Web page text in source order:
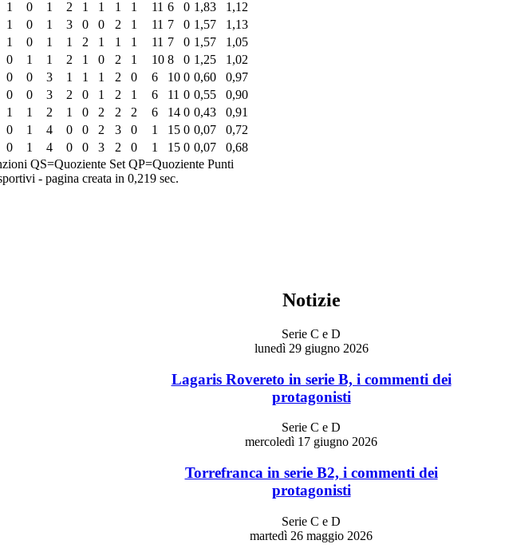
1 0 1 2 1 1 1 1 11 6 0 1,83
1,12
1 0 1 3 0 0 2 1 11 7 0 1,57
1,13
1 0 1 1 2 1 1 1 11 7 0 1,57
1,05
0 1 1 2 1 0 2 1 10 8 0 1,25
1,02
0 0 3 1 1 1 2 0 6 10 0 0,60
0,97
0 0 3 2 0 1 2 1 6 11 0 0,55
0,90
1 1 2 1 0 2 2 2 6 14 0 0,43
0,91
0 1 4 0 0 2 3 0 1 15 0 0,07
0,72
0 1 4 0 0 3 2 0 1 15 0 0,07
0,68
QS=Quoziente Set QP=Quoziente Punti
- pagina creata in 0,219 sec.
Notizie
Serie C e D
lunedì 29 giugno 2026
Lagaris Rovereto in serie B, i commenti dei
protagonisti
Serie C e D
mercoledì 17 giugno 2026
Torrefranca in serie B2, i commenti dei
protagonisti
Serie C e D
martedì 26 maggio 2026